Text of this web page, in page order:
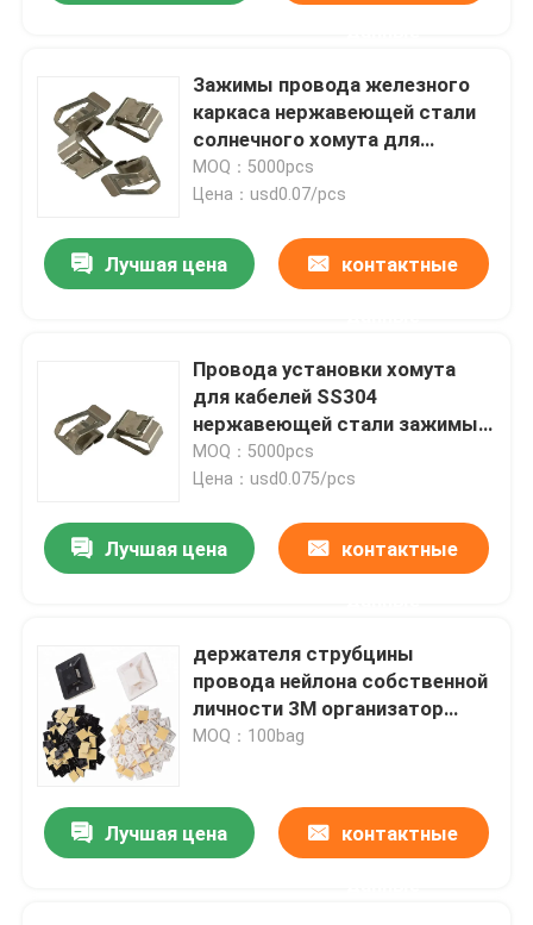
Зажимы провода железного
каркаса нержавеющей стали
солнечного хомута для
кабелей PV OEM
коррозионностойкие
MOQ：5000pcs
Цена：usd0.07/pcs
Лучшая цена контактные
Провода установки хомута
для кабелей SS304
нержавеющей стали зажимы
солнечного солнечного
фиксируя
MOQ：5000pcs
Цена：usd0.075/pcs
Лучшая цена контактные
держателя струбцины
провода нейлона собственной
личности 3M организатор
зажима кабеля слипчивого
MOQ：100bag
Лучшая цена контактные